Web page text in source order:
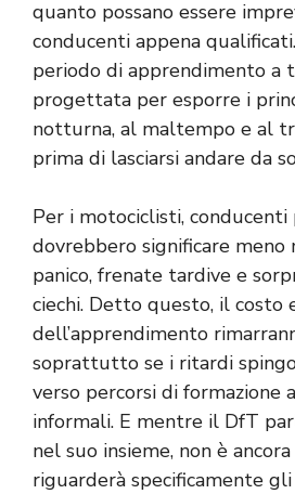
quanto possano essere
conducenti appena
periodo di apprendimento a
progettata per esporre i
notturna, al maltempo e al
prima di lasciarsi andare da
Per i motociclisti,
dovrebbero significare meno
panico, frenate tardive e
ciechi. Detto questo, il costo
dell’apprendimento
soprattutto se i ritardi
verso percorsi di formazione
informali. E mentre il DfT
nel suo insieme, non è
riguarderà specificamente